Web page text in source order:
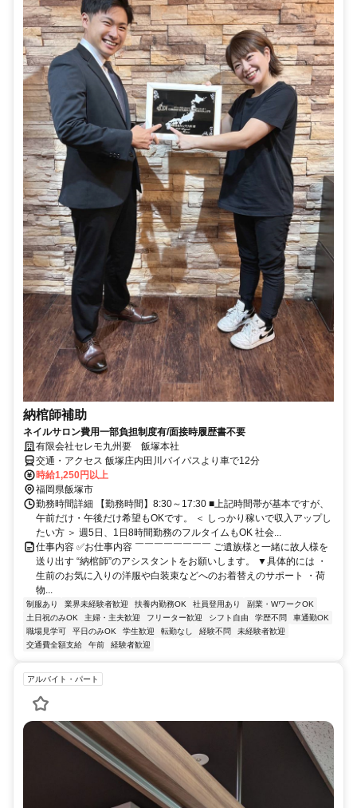
納棺師補助
ネイルサロン費用一部負担制度有/面接時履歴書不要
有限会社セレモ九州要 飯塚本社
交通・アクセス 飯塚庄内田川バイパスより車で12分
時給1,250円以上
福岡県飯塚市
勤務時間詳細 【勤務時間】8:30～17:30 ■上記時間帯が基本ですが、
午前だけ・午後だけ希望もOKです。 ＜ しっかり稼いで収入アップし
たい方 ＞ 週5日、1日8時間勤務のフルタイムもOK 社会...
仕事内容 ✅お仕事内容 ￣￣￣￣￣￣￣￣ ご遺族様と一緒に故人様を
送り出す “納棺師”のアシスタントをお願いします。 ▼具体的には ・
生前のお気に入りの洋服や白装束などへのお着替えのサポート ・荷
物...
制服あり 業界未経験者歓迎 扶養内勤務OK 社員登用あり
副業・WワークOK
土日祝のみOK
主婦・主夫歓迎 フリーター歓迎 シフト自由 学歴不問
車通勤OK
職場見学可
平日のみOK 学生歓迎 転勤なし 経験不問
未経験者歓迎
交通費全額支給
午前 経験者歓迎
アルバイト・パート